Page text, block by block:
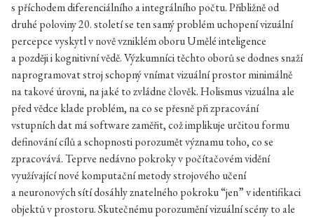
s příchodem diferenciálního a integrálního počtu. Přibližně od
druhé poloviny 20. století se ten samý problém uchopení vizuální
percepce vyskytl v nově vzniklém oboru Umělé inteligence
a později i kognitivní vědě. Výzkumníci těchto oborů se dodnes snaží
naprogramovat stroj schopný vnímat vizuální prostor minimálně
na takové úrovni, na jaké to zvládne člověk. Holismus vizuálna ale
před vědce klade problém, na co se přesně při zpracování
vstupních dat má software zaměřit, což implikuje určitou formu
definování cílů a schopnosti porozumět významu toho, co se
zpracovává. Teprve nedávno pokroky v počítačovém vidění
využívající nové komputační metody strojového učení
a neuronových sítí dosáhly znatelného pokroku “jen” v identifikaci
objektů v prostoru. Skutečnému porozumění vizuální scény to ale